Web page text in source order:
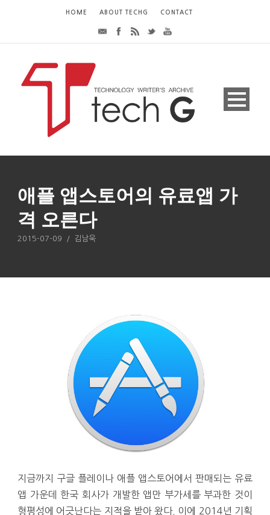
HOME ABOUT TECHG CONTACT
애플 앱스토어의 유료앱 가
격 오른다
2015-07-09 / 김남욱
지금까지 구글 플레이나 애플 앱스토어에서 판매되는 유료
앱 가운데 한국 회사가 개발한 앱만 부가세를 부과한 것이
형평성에 어긋난다는 지적을 받아 왔다. 이에 2014년 기획